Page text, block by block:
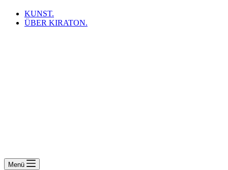
KUNST.
ÜBER KIRATON.
Menü